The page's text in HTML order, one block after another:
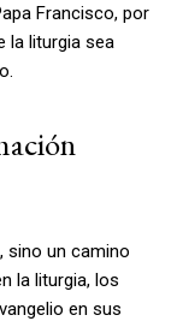
Francisco, por
la liturgia sea
sino un camino
la liturgia, los
en sus